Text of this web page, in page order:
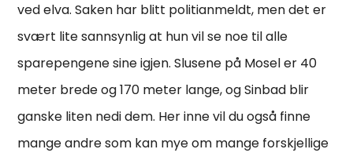
ved elva. Saken har blitt politianmeldt, men det er
svært lite sannsynlig at hun vil se noe til alle
sparepengene sine igjen. Slusene på Mosel er 40
meter brede og 170 meter lange, og Sinbad blir
ganske liten nedi dem. Her inne vil du også finne
mange andre som kan mye om mange forskjellige